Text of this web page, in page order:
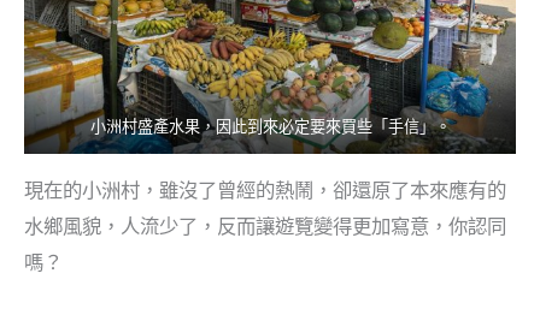
小洲村盛產水果，因此到來必定要來買些「手信」。
現在的小洲村，雖沒了曾經的熱鬧，卻還原了本來應有的
水鄉風貌，人流少了，反而讓遊覽變得更加寫意，你認同
嗎？